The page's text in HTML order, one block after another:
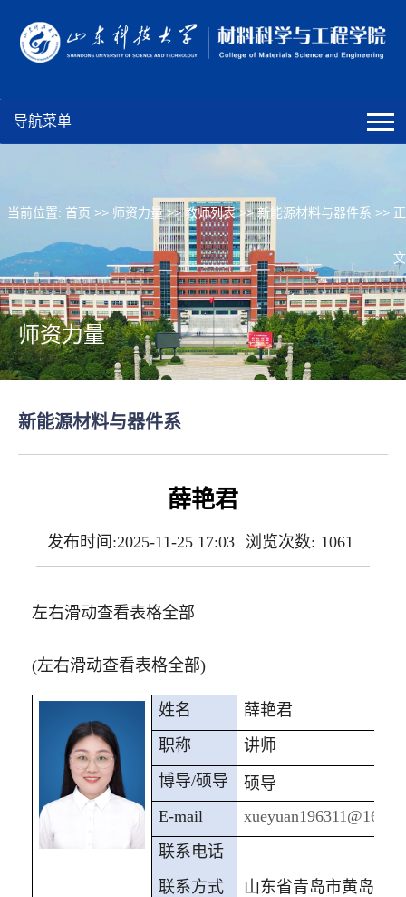
导航菜单
当前位置: 首页 >> 师资力量>>教师列表>>新能源材料与器件系 >> 正
文
师资力量
新能源材料与器件系
薛艳君
发布时间:2025-11-25 17:03 浏览次数: 1061
左右滑动查看表格全部
(左右滑动查看表格全部)
姓名
薛艳君
职称
讲师
博导/硕导
硕导
E-mail
联系电话
联系方式
山东省青岛市黄岛区